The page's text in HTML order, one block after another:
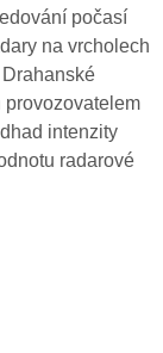
počasí
na vrcholech
provozovatelem
intenzity
radarové